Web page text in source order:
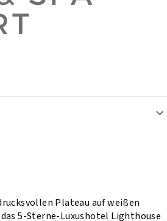
Plateau auf weißen
5-Sterne-Luxushotel Lighthouse